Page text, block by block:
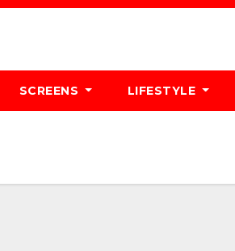
SCREENS LIFESTYLE